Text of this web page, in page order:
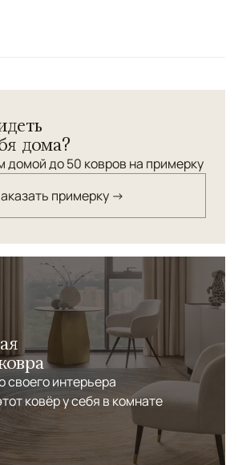
Соткан из шерсти высшего
старинной технологии
Низкостриженный ворс,
дома?
домой до 50 ковров на примерку
примерку →
своего интерьера
ковёр у себя в комнате